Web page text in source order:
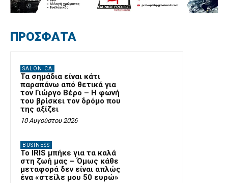
ΠΡΟΣΦΑΤΑ
SALONICA
Τα σημάδια είναι κάτι
παραπάνω από θετικά για
τον Γιώργο Βέρο – Η φωνή
του βρίσκει τον δρόμο που
της αξίζει
10 Αυγούστου 2026
BUSINESS
Το IRIS μπήκε για τα καλά
στη ζωή μας – Όμως κάθε
μεταφορά δεν είναι απλώς
ένα «στείλε μου 50 ευρώ»